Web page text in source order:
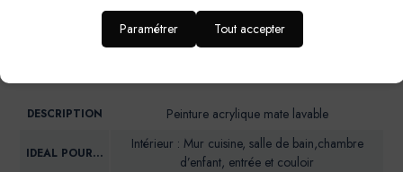
également aux espaces humides
DESCRIPTION Peinture acrylique mate lavable
IDEAL POUR…
Intérieur : Mur cuisine, salle de bain,chambre
d’enfant, entrée et couloir
Paramétrer Tout accepter